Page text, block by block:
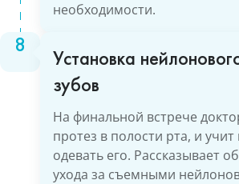
необходимости.
Установка
зубов
На финальной встрече
протез в полости рта, и
одевать его. Рассказывает
ухода за съемными